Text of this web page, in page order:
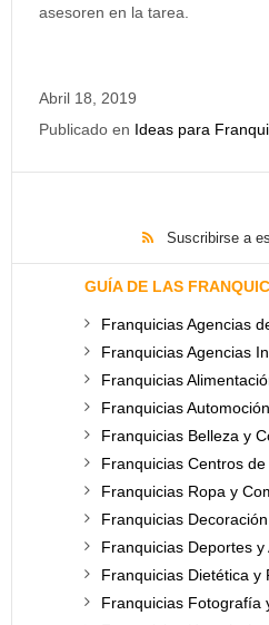
asesoren en la tarea.
Abril 18, 2019
Publicado en Ideas para
Suscribirse a
GUÍA DE LAS
Franquicias Agencias
Franquicias Agencias
Franquicias
Franquicias Automoción
Franquicias Belleza y
Franquicias Centros
Franquicias Ropa y
Franquicias
Franquicias Deportes y
Franquicias Dietética y
Franquicias Fotografía